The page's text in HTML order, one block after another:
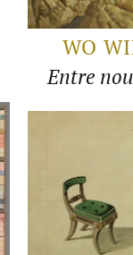
WO
Entre